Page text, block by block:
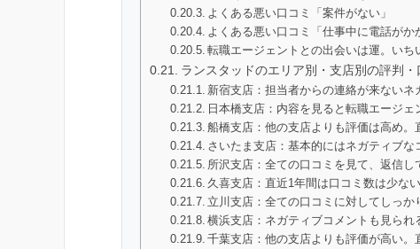
よくある悪い口コミ「案件がない」
よくある悪い口コミ「仕事中に電話がか
転職エージェントとの出会いは運。い
ランスタッドのエリア別・支店別の評判
新宿支店：担当者からの連絡が来ない
日本橋支店：内容を見ると転職エージ
船橋支店：他の支店よりも評価は高め
さいたま支店：基本的にはネガティブ
所沢支店：全ての口コミを見て、返信
久喜支店：直近1年間は口コミ数は少な
立川支店：全ての口コミに対してしっ
横浜支店：ネガティブコメントも見ら
千葉支店：他の支店よりも評価が高い